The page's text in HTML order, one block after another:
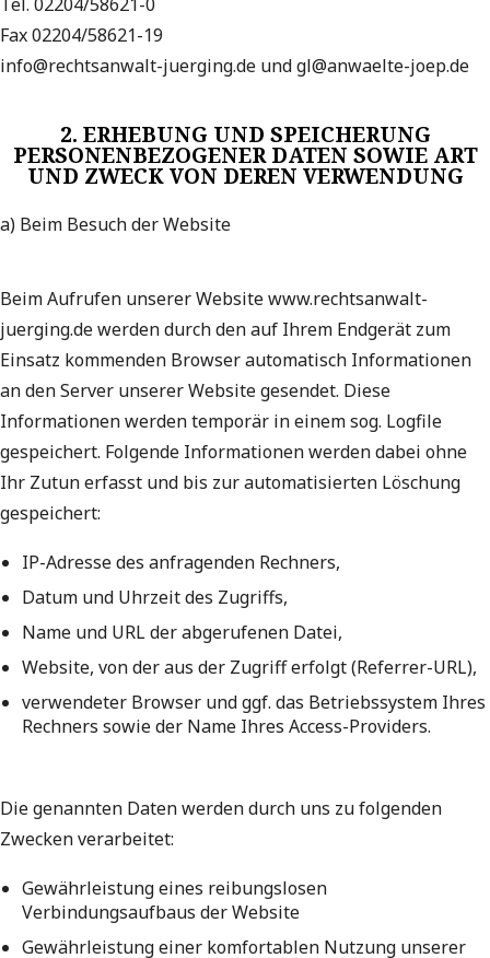
Fax 02204/58621-19
info@rechtsanwalt-juerging.de und gl@anwaelte-joep.de
2. ERHEBUNG UND SPEICHERUNG
PERSONENBEZOGENER DATEN SOWIE ART
UND ZWECK VON DEREN VERWENDUNG
a) Beim Besuch der Website
Beim Aufrufen unserer Website www.rechtsanwalt-
juerging.de werden durch den auf Ihrem Endgerät zum
Einsatz kommenden Browser automatisch Informationen
an den Server unserer Website gesendet. Diese
Informationen werden temporär in einem sog. Logfile
gespeichert. Folgende Informationen werden dabei ohne
Ihr Zutun erfasst und bis zur automatisierten Löschung
gespeichert:
IP-Adresse des anfragenden Rechners,
Datum und Uhrzeit des Zugriffs,
Name und URL der abgerufenen Datei,
Website, von der aus der Zugriff erfolgt (Referrer-URL),
verwendeter Browser und ggf. das Betriebssystem Ihres
Rechners sowie der Name Ihres Access-Providers.
Die genannten Daten werden durch uns zu folgenden
Zwecken verarbeitet:
Gewährleistung eines reibungslosen
Verbindungsaufbaus der Website
Gewährleistung einer komfortablen Nutzung unserer